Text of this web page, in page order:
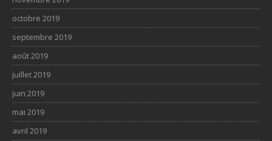
octobre 2019
septembre 2019
août 2019
juillet 2019
juin 2019
mai 2019
avril 2019